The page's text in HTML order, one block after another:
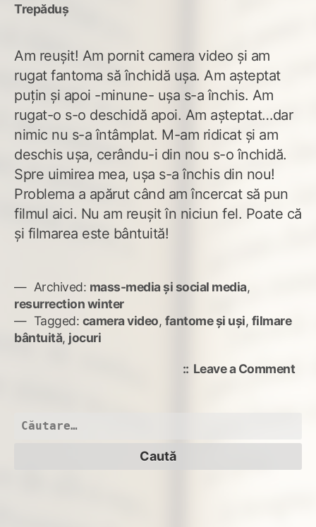
Trepăduș
Am reuşit! Am pornit camera video şi am
rugat fantoma să închidă uşa. Am aşteptat
puţin şi apoi -minune- uşa s-a închis. Am
rugat-o s-o deschidă apoi. Am aşteptat…dar
nimic nu s-a întâmplat. M-am ridicat şi am
deschis uşa, cerându-i din nou s-o închidă.
Spre uimirea mea, uşa s-a închis din nou!
Problema a apărut când am încercat să pun
filmul aici. Nu am reuşit în niciun fel. Poate că
şi filmarea este bântuită!
Archived: mass-media și social media,
resurrection winter
Tagged: camera video, fantome şi uşi, filmare
bântuită, jocuri
Leave a Commenton
Caută